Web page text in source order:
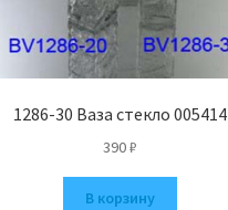
1286-30 Ваза стекло 005414
390₽
В корзину